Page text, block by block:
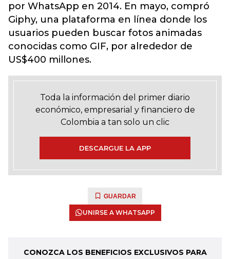
por WhatsApp en 2014. En mayo, compró
Giphy, una plataforma en línea donde los
usuarios pueden buscar fotos animadas
conocidas como GIF, por alrededor de
US$400 millones.
Toda la información del primer diario
económico, empresarial y financiero de
Colombia a tan solo un clic
DESCARGUE LA APP
GUARDAR
UNIRSE A WHATSAPP
CONOZCA LOS BENEFICIOS EXCLUSIVOS PARA